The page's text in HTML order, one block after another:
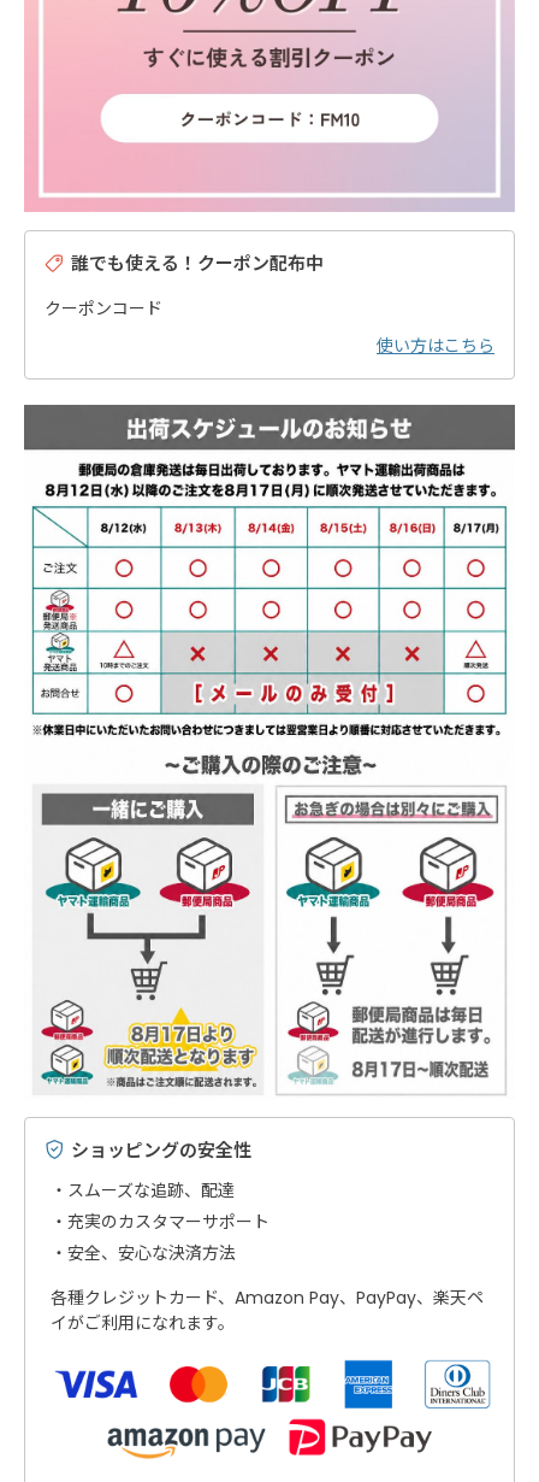
誰でも使える！クーポン配布中
クーポンコード
使い方はこちら
ショッピングの安全性
スムーズな追跡、配達
充実のカスタマーサポート
安全、安心な決済方法
各種クレジットカード、Amazon Pay、PayPay、楽天ペ
イがご利用になれます。